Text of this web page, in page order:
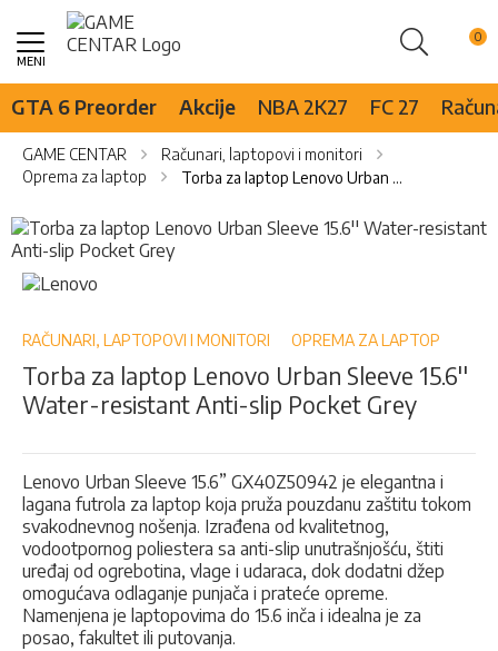
Pretraži
Skip
Content
GTA 6 Preorder Akcije NBA 2K27 FC 27
GAME CENTAR
Računari, laptopovi i monitori
Oprema za laptop
Torba za laptop Lenovo Urban Sleeve 15.6'' Water-resistant Anti-slip Pocket Grey
Skip
to
the
end
the
images
gallery
Skip
to
beginning
the
images
RAČUNARI, LAPTOPOVI I MONITORI OPREMA ZA LAPTOP
Torba za laptop Lenovo Urban Sleeve 15.6''
Water-resistant Anti-slip Pocket Grey
Lenovo Urban Sleeve 15.6” GX40Z50942 je elegantna i
lagana futrola za laptop koja pruža pouzdanu zaštitu tokom
svakodnevnog nošenja. Izrađena od kvalitetnog,
vodootpornog poliestera sa anti-slip unutrašnjošću, štiti
uređaj od ogrebotina, vlage i udaraca, dok dodatni džep
omogućava odlaganje punjača i prateće opreme.
Namenjena je laptopovima do 15.6 inča i idealna je za
posao, fakultet ili putovanja.